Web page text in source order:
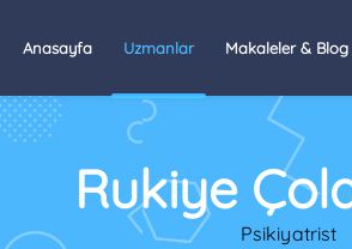
Anasayfa Uzmanlar Makaleler & Blog
Rukiye
Psikiyatrist